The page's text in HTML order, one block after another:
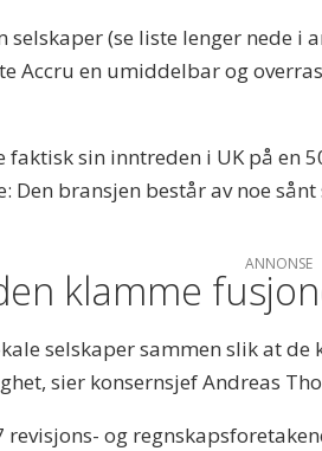
(se liste lenger nede i
Accru en umiddelbar og
faktisk sin inntreden i UK på en
Den bransjen består av noe
ANNONSE
klamme
selskaper sammen slik at
sier konsernsjef Andreas
revisjons- og